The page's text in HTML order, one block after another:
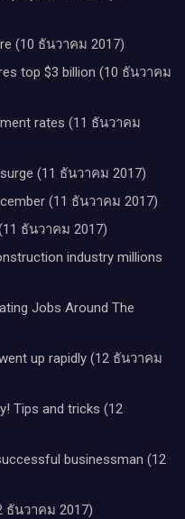
(10 ธันวาคม 2017)
top $3 billion (10 ธันวาคม
rates (11 ธันวาคม
(11 ธันวาคม 2017)
(11 ธันวาคม 2017)
ธันวาคม 2017)
industry millions
Jobs Around The
up rapidly (12 ธันวาคม
Tips and tricks (12
businessman (12
ธันวาคม 2017)